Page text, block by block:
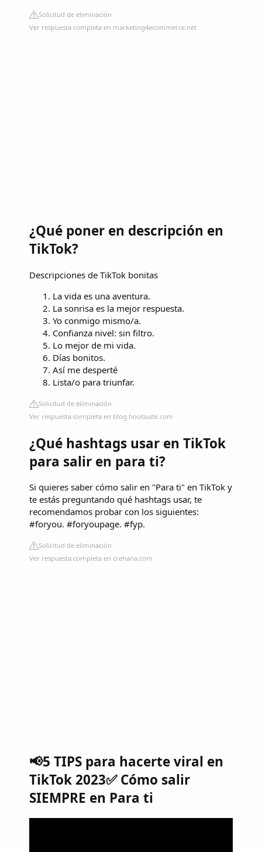
Solicitud de eliminación
Ver respuesta completa en marketing4ecommerce.net
¿Qué poner en descripción en
TikTok?
Descripciones de TikTok bonitas
La vida es una aventura.
La sonrisa es la mejor respuesta.
Yo conmigo mismo/a.
Confianza nivel: sin filtro.
Lo mejor de mi vida.
Días bonitos.
Así me desperté
Lista/o para triunfar.
Solicitud de eliminación
Ver respuesta completa en blog.hootsuite.com
¿Qué hashtags usar en TikTok
para salir en para ti?
Si quieres saber cómo salir en "Para ti" en TikTok y
te estás preguntando qué hashtags usar, te
recomendamos probar con los siguientes:
#foryou. #foryoupage. #fyp.
Solicitud de eliminación
Ver respuesta completa en crehana.com
📢5 TIPS para hacerte viral en
TikTok 2023✅ Cómo salir
SIEMPRE en Para ti